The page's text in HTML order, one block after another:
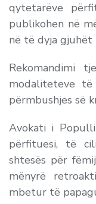
qytetarëve
publikohen në
në të dyja gjuhët
Rekomandimi
modaliteteve
përmbushjes së
Avokati i
përfituesi, të
shtesës për
mënyrë
mbetur të